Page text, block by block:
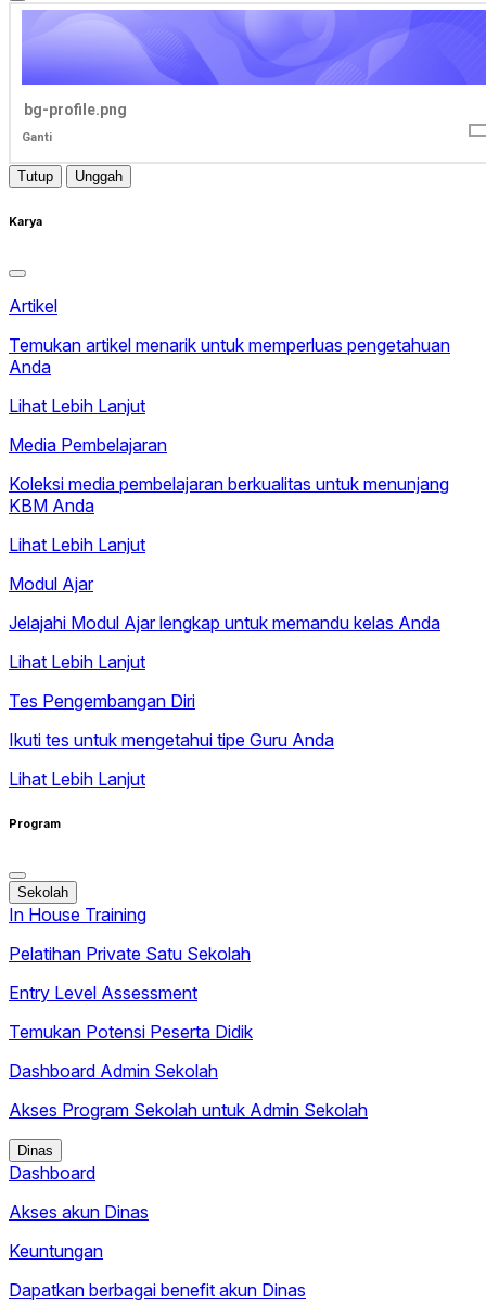
bg-profile.png
Ganti
Tutup Unggah
Karya
Artikel
Temukan artikel menarik untuk memperluas pengetahuan
Anda
Lihat Lebih Lanjut
Media Pembelajaran
Koleksi media pembelajaran berkualitas untuk menunjang
KBM Anda
Lihat Lebih Lanjut
Modul Ajar
Jelajahi Modul Ajar lengkap untuk memandu kelas Anda
Lihat Lebih Lanjut
Tes Pengembangan Diri
Ikuti tes untuk mengetahui tipe Guru Anda
Lihat Lebih Lanjut
Program
Sekolah
In House Training
Pelatihan Private Satu Sekolah
Entry Level Assessment
Temukan Potensi Peserta Didik
Dashboard Admin Sekolah
Akses Program Sekolah untuk Admin Sekolah
Dinas
Dashboard
Akses akun Dinas
Keuntungan
Dapatkan berbagai benefit akun Dinas